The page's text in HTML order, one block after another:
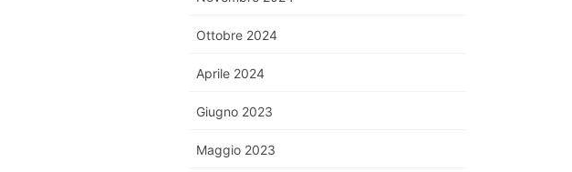
Ottobre 2024
Aprile 2024
Giugno 2023
Maggio 2023